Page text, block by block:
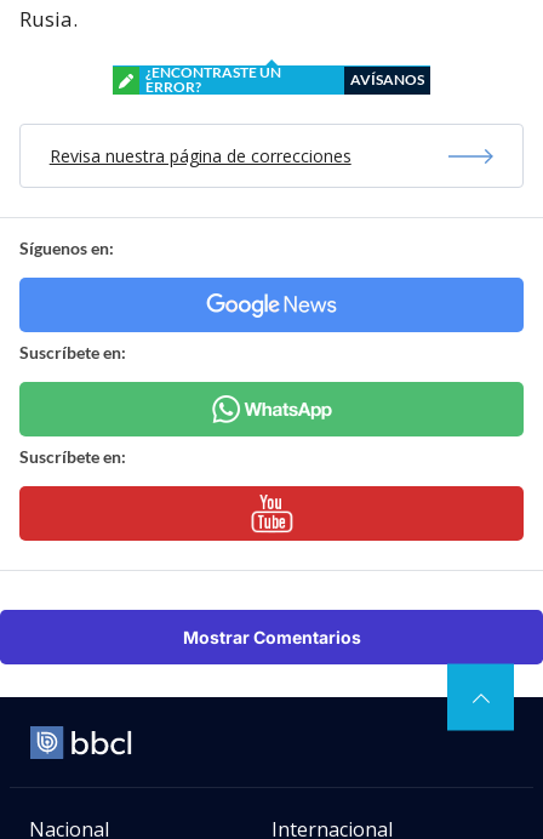
Rusia.
¿ENCONTRASTE UN
ERROR?
AVÍSANOS
Revisa nuestra página de correcciones
Síguenos en:
Suscríbete en:
Suscríbete en:
Mostrar Comentarios
Nacional Internacional